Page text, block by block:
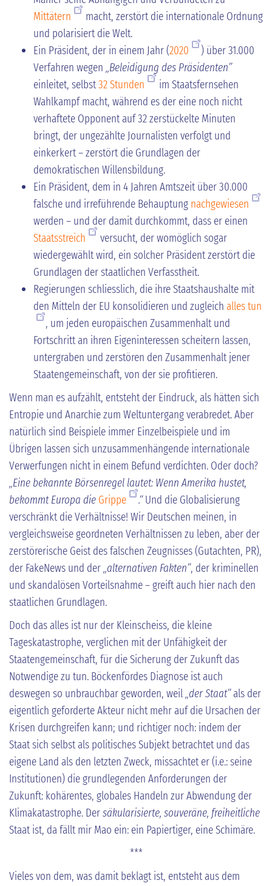
Mittätern
macht, zerstört die internationale Ordnung
und polarisiert die Welt.
Ein Präsident, der in einem Jahr (2020
) über 31.000
Verfahren wegen „Beleidigung des Präsidenten”
einleitet, selbst32 Stunden
im Staatsfernsehen
Wahlkampf macht, während es der eine noch nicht
verhaftete Opponent auf 32 zerstückelte Minuten
bringt, der ungezählte Journalisten verfolgt und
einkerkert – zerstört die Grundlagen der
demokratischen Willensbildung.
Ein Präsident, dem in 4 Jahren Amtszeit über 30.000
falsche und irreführende Behauptung nachgewiesen
werden – und der damit durchkommt, dass er einen
Staatsstreich
versucht, der womöglich sogar
wiedergewählt wird, ein solcher Präsident zerstört die
Grundlagen der staatlichen Verfasstheit.
Regierungen schliesslich, die ihre Staatshaushalte mit
den Mitteln der EU konsolidieren und zugleich alles tun
, um jeden europäischen Zusammenhalt und
Fortschritt an ihren Eigeninteressen scheitern lassen,
untergraben und zerstören den Zusammenhalt jener
Staatengemeinschaft, von der sie profitieren.
Wenn man es aufzählt, entsteht der Eindruck, als hätten sich
Entropie und Anarchie zum Weltuntergang verabredet. Aber
natürlich sind Beispiele immer Einzelbeispiele und im
Übrigen lassen sich unzusammenhängende internationale
Verwerfungen nicht in einem Befund verdichten. Oder doch?
„Eine bekannte Börsenregel lautet: Wenn Amerika hustet,
bekommt Europa die Grippe .“Und die Globalisierung
verschränkt die Verhältnisse! Wir Deutschen meinen, in
vergleichsweise geordneten Verhältnissen zu leben, aber der
zerstörerische Geist des falschen Zeugnisses (Gutachten, PR),
der FakeNews und der„alternativen Fakten”, der kriminellen
und skandalösen Vorteilsnahme – greift auch hier nach den
staatlichen Grundlagen.
Doch das alles ist nur der Kleinscheiss, die kleine
Tageskatastrophe, verglichen mit der Unfähigkeit der
Staatengemeinschaft, für die Sicherung der Zukunft das
Notwendige zu tun. Böckenfördes Diagnose ist auch
deswegen so unbrauchbar geworden, weil„der Staat”als der
eigentlich geforderte Akteur nicht mehr auf die Ursachen der
Krisen durchgreifen kann; und richtiger noch: indem der
Staat sich selbst als politisches Subjekt betrachtet und das
eigene Land als den letzten Zweck, missachtet er (i.e.: seine
Institutionen) die grundlegenden Anforderungen der
Zukunft: kohärentes, globales Handeln zur Abwendung der
Klimakatastrophe. Dersäkularisierte, souveräne, freiheitliche
Staat ist, da fällt mir Mao ein: ein Papiertiger, eine Schimäre.
***
Vieles von dem, was damit beklagt ist, entsteht aus dem